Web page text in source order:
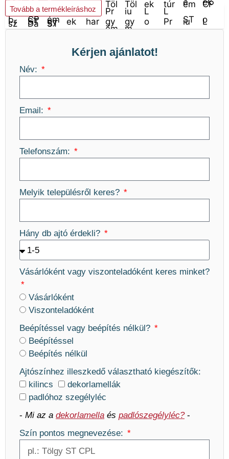
Tovább a termékleíráshoz
Kérjen ajánlatot!
Név:
Email:
Telefonszám:
Melyik településről keres?
Hány db ajtó érdekli?
Vásárlóként vagy viszonteladóként keres minket?
Vásárlóként
Viszonteladóként
Beépítéssel vagy beépítés nélkül?
Beépítéssel
Beépítés nélkül
Ajtószínhez illeszkedő választható kiegészítők:
kilincs
dekorlamellák
padlóhoz szegélyléc
- Mi az a dekorlamella és padlószegélyléc?-
Szín pontos megnevezése: